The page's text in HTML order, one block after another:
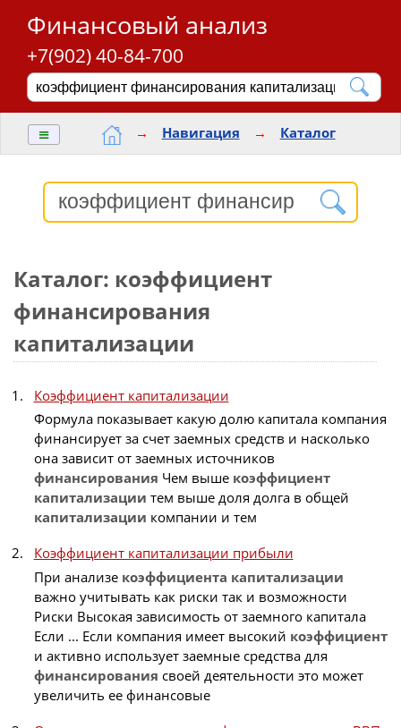
Финансовый анализ
+7(902) 40-84-700
≡ → Навигация → Каталог
Каталог: коэффициент
финансирования
капитализации
Коэффициент капитализации
Формула показывает какую долю капитала компания
финансирует за счет заемных средств и насколько
она зависит от заемных источников
финансирования Чем выше коэффициент
капитализации тем выше доля долга в общей
капитализации компании и тем
Коэффициент капитализации прибыли
При анализе коэффициента капитализации
важно учитывать как риски так и возможности
Риски Высокая зависимость от заемного капитала
Если ... Если компания имеет высокий коэффициент
и активно использует заемные средства для
финансирования своей деятельности это может
увеличить ее финансовые